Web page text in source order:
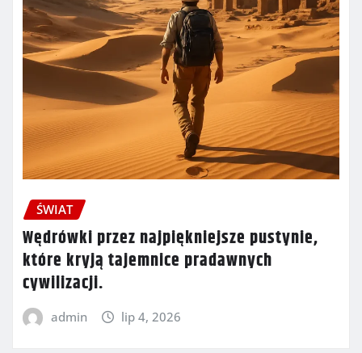
ŚWIAT
Wędrówki przez najpiękniejsze pustynie,
które kryją tajemnice pradawnych
cywilizacji.
admin lip 4, 2026